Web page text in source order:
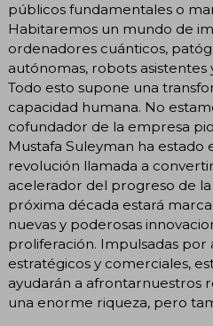
públicos fundamentales o
Habitaremos un mundo de
ordenadores cuánticos,
autónomas, robots
Todo esto supone una
capacidad humana. No
cofundador de la empresa
Mustafa Suleyman ha estado
revolución llamada a
acelerador del progreso de la
próxima década estará
nuevas y poderosas
proliferación. Impulsadas
estratégicos y comerciales,
ayudarán a afrontarnuestros
una enorme riqueza, pero